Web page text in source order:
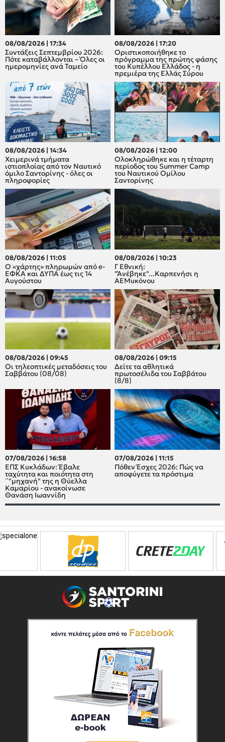
08/08/2026 | 17:34
Συντάξεις Σεπτεμβρίου 2026:
Πότε καταβάλλονται – Όλες οι
ημερομηνίες ανά Ταμείο
08/08/2026 | 17:20
Οριστικοποιήθηκε το
πρόγραμμα της πρώτης φάσης
του Κυπέλλου Ελλάδος - η
πρεμιέρα της Ελλάς Σύρου
08/08/2026 | 14:34
Χειμερινά τμήματα
ιστιοπλοίας από τον Ναυτικό
όμιλο Σαντορίνης - όλες οι
πληροφορίες
08/08/2026 | 12:00
Oλοκληρώθηκε και η τέταρτη
περίοδος του Summer Camp
του Ναυτικού Ομίλου
Σαντορίνης
08/08/2026 | 11:05
Ο «χάρτης» πληρωμών από e-
ΕΦΚΑ και ΔΥΠΑ έως τις 14
Αυγούστου
08/08/2026 | 10:23
Γ Εθνική:
"Άνέβηκε"...Καρπενήσι η
ΑΕΜυκόνου
08/08/2026 | 09:45
Οι τηλεοπτικές μεταδόσεις του
Σαββάτου (08/08)
08/08/2026 | 09:15
Δείτε τα αθλητικά
πρωτοσέλιδα του Σαββάτου
(8/8)
07/08/2026 | 16:58
ΕΠΣ Κυκλάδων: Έβαλε
ταχύτητα και ποιότητα στη
¨"μηχανή" της η Θύελλα
Καμαρίου - ανακοίνωσε
Θανάση Ιωαννίδη
07/08/2026 | 11:15
Πόθεν Έσχες 2026: Πώς να
αποφύγετε τα πρόστιμα